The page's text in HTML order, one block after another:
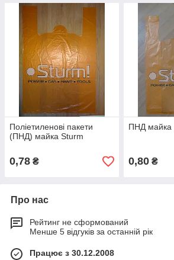
Поліетиленові пакети
(ПНД) майка Sturm
0,78 ₴
ПНД майка
0,80₴
Про нас
Рейтинг не сформований
Менше 5 відгуків за останній рік
Працює з 30.12.2008